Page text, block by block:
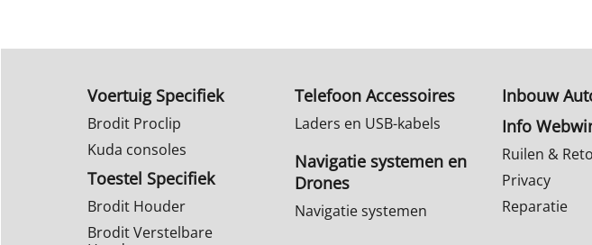
Voertuig Specifiek
Brodit Proclip
Kuda consoles
Toestel Specifiek
Brodit Houder
Brodit Verstelbare
Telefoon Accessoires
Laders en USB-kabels
Navigatie systemen en
Drones
Navigatie systemen
Inbouw
Info
Ruilen &
Privacy
Reparatie